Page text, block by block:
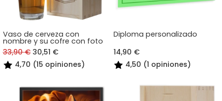
Vaso de cerveza con
nombre y su cofre con foto
33,90 €30,51 €
4,70 (15 opiniones)
Diploma personalizado
14,90 €
4,50 (1 opiniones)